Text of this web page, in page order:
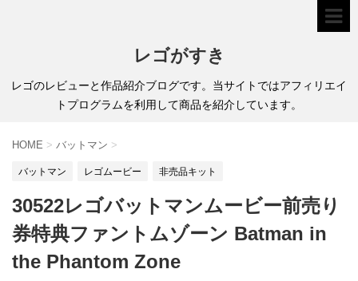
レゴがすき
レゴのレビューと作品紹介ブログです。当サイトではアフィリエイ
トプログラムを利用して商品を紹介しています。
HOME > バットマン >
バットマン レゴムービー 非売品キット
30522レゴバットマンムービー前売り
券特典ファントムゾーン Batman in
the Phantom Zone